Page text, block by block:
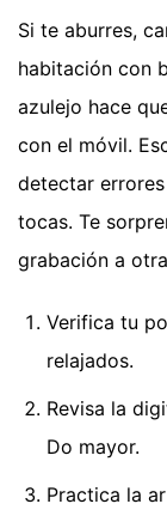
Si te aburres,
habitación con
azulejo hace
con el móvil.
detectar
tocas. Te
grabación a
Verifica tu
relajados.
Revisa la
Do mayor.
Practica la